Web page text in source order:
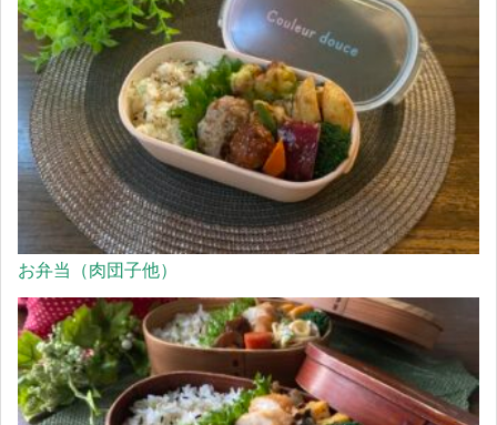
お弁当（肉団子他）